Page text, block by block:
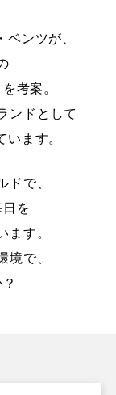
ンツが、
考案。
ンドとして
ます。
ドで、
を
ます。
境で、